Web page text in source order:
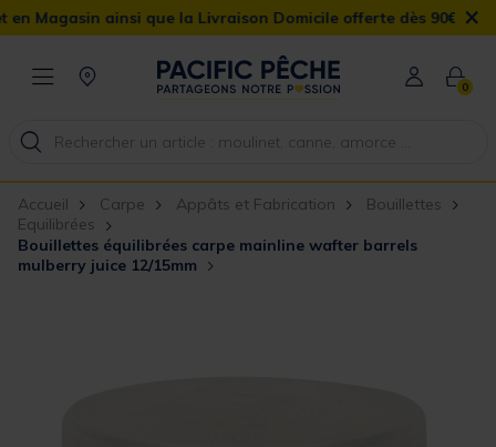
ainsi que la Livraison Domicile offerte dès 90€ ×
0
Accueil Carpe Appâts et Fabrication
Bouillettes
Equilibrées
Bouillettes équilibrées carpe mainline wafter barrels
mulberry juice 12/15mm